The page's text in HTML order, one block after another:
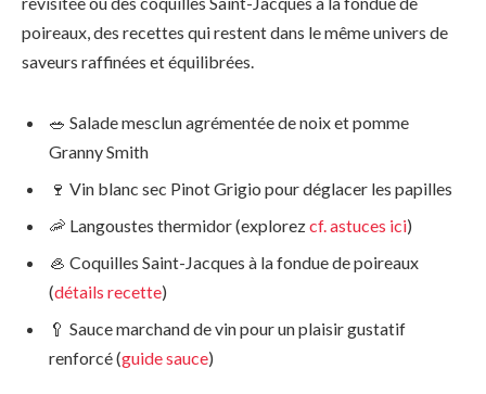
poireaux, des recettes qui restent dans le même univers de
saveurs raffinées et équilibrées.
🥗 Salade mesclun agrémentée de noix et pomme
Granny Smith
🍷 Vin blanc sec Pinot Grigio pour déglacer les papilles
🦐 Langoustes thermidor (explorezcf. astuces ici)
🦪 Coquilles Saint-Jacques à la fondue de poireaux
(détails recette)
🥄 Sauce marchand de vin pour un plaisir gustatif
renforcé (guide sauce)